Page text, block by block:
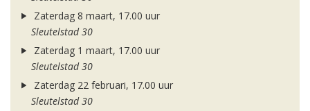
Zaterdag 8 maart, 17.00 uur
Sleutelstad 30
Zaterdag 1 maart, 17.00 uur
Sleutelstad 30
Zaterdag 22 februari, 17.00 uur
Sleutelstad 30